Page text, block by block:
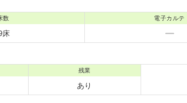
数
床
電子カルテ
残業
あり